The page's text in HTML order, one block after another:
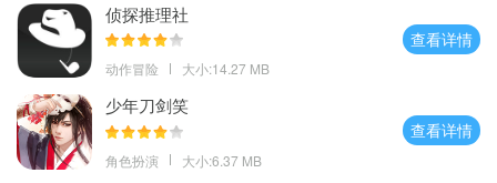
侦探推理社
动作冒险 大小:14.27 MB
查看详情
少年刀剑笑
角色扮演 大小:6.37 MB
查看详情